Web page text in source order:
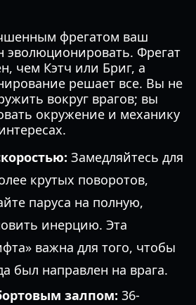
фрегатом ваш
эволюционировать. Фрегат
чем Кэтч или Бриг, а
решает все. Вы не
вокруг врагов; вы
окружение и механику
Замедляйтесь для
крутых поворотов,
паруса на полную,
инерцию. Эта
важна для того, чтобы
был направлен на врага.
залпом: 36-